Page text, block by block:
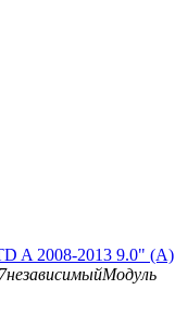
A 2008-2013 9.0" (A)